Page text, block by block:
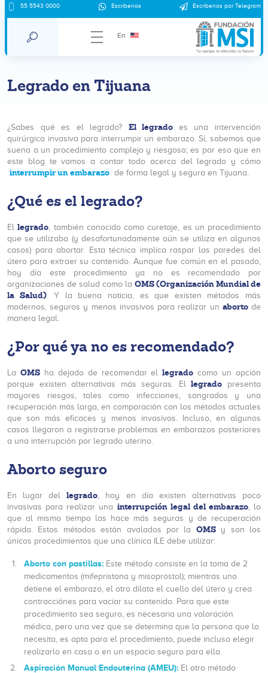
55 5543 0000 Escríbenos Escríbenos por Telegram
En
Legrado en Tijuana
¿Sabes qué es el legrado? El legrado
es una intervención
quirúrgica invasiva para interrumpir un embarazo. Sí, sabemos que
suena a un procedimiento complejo y riesgoso; es por eso que en
este blog te vamos a contar todo acerca del legrado y cómo
interrumpir un embarazo de forma legal y segura en Tijuana.
¿Qué es el legrado?
Ellegrado, también conocido como curetaje, es un procedimiento
que se utilizaba (y desafortunadamente aún se utiliza en algunos
casos) para abortar. Esta técnica implica raspar las paredes del
útero para extraer su contenido. Aunque fue común en el pasado,
hoy día este procedimiento ya no es recomendado por
organizaciones de salud como la OMS (Organización Mundial de
la Salud). Y la buena noticia, es que existen métodos más
modernos, seguros y menos invasivos para realizar un abortode
manera legal.
¿Por qué ya no es recomendado?
La OMSha dejado de recomendar ellegrado como un opción
porque existen alternativas más seguras. Ellegrado presenta
mayores riesgos, tales como infecciones, sangrados y una
recuperación más larga, en comparación con los métodos actuales
que son más eficaces y menos invasivos. Incluso, en algunos
casos llegaron a registrarse problemas en embarazos posteriores
a una interrupción por legrado uterino.
Aborto seguro
En lugar dellegrado, hoy en día existen alternativas poco
invasivas para realizar una interrupción legal del embarazo, lo
que al mismo tiempo las hace más seguras y de recuperación
rápida. Estos métodos están avalados por la OMSy son los
únicos procedimientos que una clínica ILE debe utilizar:
Aborto con pastillas: Este método consiste en la toma de 2
medicamentos (mifepristona y misoprostol); mientras uno
detiene el embarazo, el otro dilata el cuello del útero y crea
contracciónes para vaciar su contenido. Para que este
procedimiento sea seguro, es necesaria una valoración
médica, pero una vez que se determina que la persona que lo
necesita, es apta para el procedimiento, puede incluso elegir
realizarlo en casa o en un espacio seguro para ella.
Aspiración Manual Endouterina (AMEU): El otro método